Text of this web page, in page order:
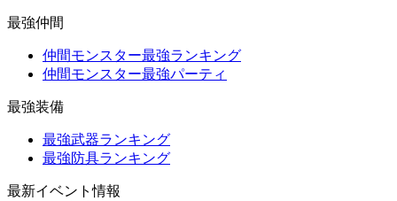
最強仲間
仲間モンスター最強ランキング
仲間モンスター最強パーティ
最強装備
最強武器ランキング
最強防具ランキング
最新イベント情報